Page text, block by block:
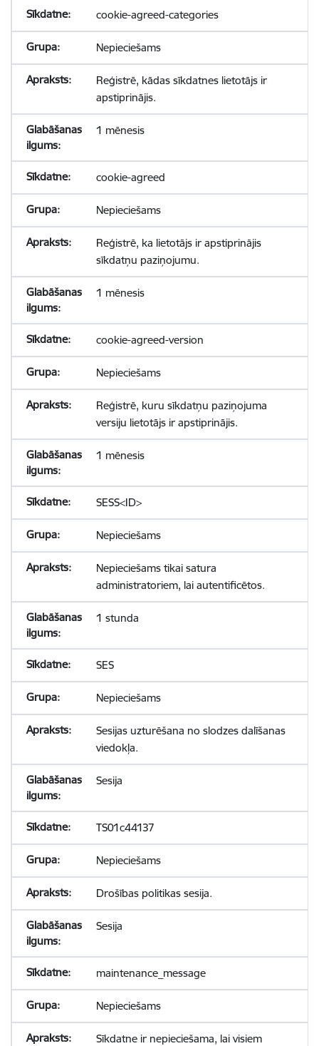
cookie-agreed-categories
Nepieciešams
Reģistrē, kādas sīkdatnes lietotājs ir
apstiprinājis.
1 mēnesis
cookie-agreed
Nepieciešams
Reģistrē, ka lietotājs ir apstiprinājis
sīkdatņu paziņojumu.
1 mēnesis
cookie-agreed-version
Nepieciešams
Reģistrē, kuru sīkdatņu paziņojuma
versiju lietotājs ir apstiprinājis.
1 mēnesis
SESS<ID>
Nepieciešams
Nepieciešams tikai satura
administratoriem, lai autentificētos.
1 stunda
SES
Nepieciešams
Sesijas uzturēšana no slodzes dalīšanas
viedokļa.
Sesija
TS01c44137
Nepieciešams
Drošības politikas sesija.
Sesija
maintenance_message
Nepieciešams
Sīkdatne ir nepieciešama, lai visiem